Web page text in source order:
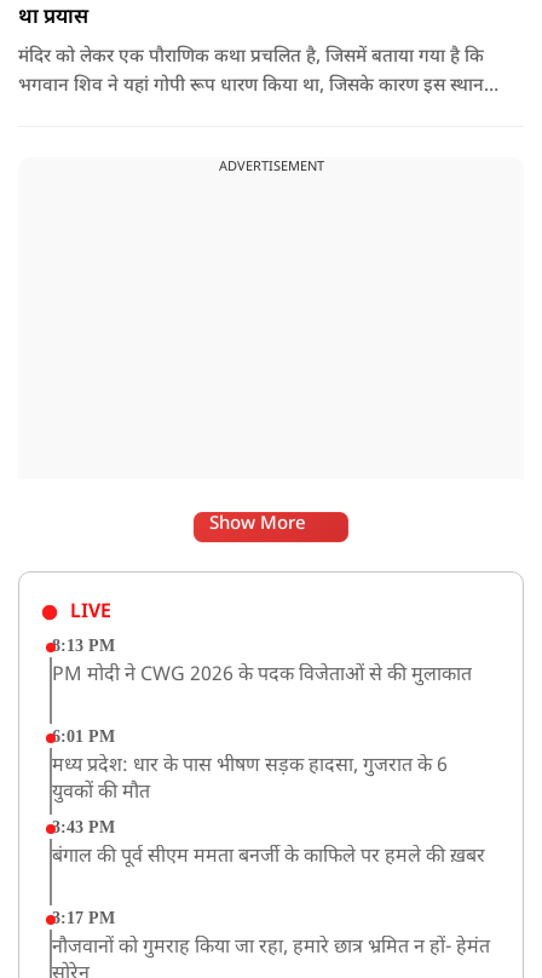
था प्रयास
मंदिर को लेकर एक पौराणिक कथा प्रचलित है, जिसमें बताया गया है कि
भगवान शिव ने यहां गोपी रूप धारण किया था, जिसके कारण इस स्थान
ADVERTISEMENT
Show More
LIVE
8:13 PM
PM मोदी ने CWG 2026 के पदक विजेताओं से की मुलाकात
6:01 PM
मध्य प्रदेश: धार के पास भीषण सड़क हादसा, गुजरात के 6
युवकों की मौत
3:43 PM
बंगाल की पूर्व सीएम ममता बनर्जी के काफिले पर हमले की ख़बर
3:17 PM
नौजवानों को गुमराह किया जा रहा, हमारे छात्र भ्रमित न हों- हेमंत